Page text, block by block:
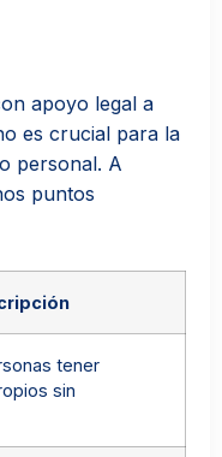
apoyo legal a
es crucial para la
personal. A
puntos
tener
sin